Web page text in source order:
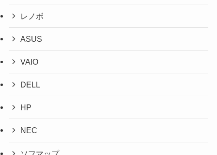
レノボ
ASUS
VAIO
DELL
HP
NEC